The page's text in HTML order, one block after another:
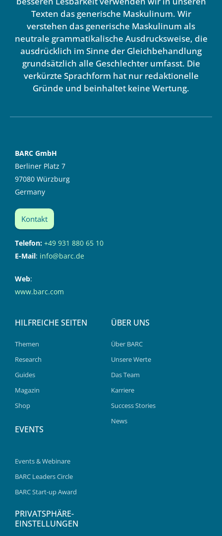
Texten das generische Maskulinum. Wir
verstehen das generische Maskulinum als
neutrale grammatikalische Ausdrucksweise, die
ausdrücklich im Sinne der Gleichbehandlung
grundsätzlich alle Geschlechter umfasst. Die
verkürzte Sprachform hat nur redaktionelle
Gründe und beinhaltet keine Wertung.
BARC GmbH
Berliner Platz 7
97080 Würzburg
Germany
Kontakt
Telefon: +49 931 880 65 10
E-Mail: info@barc.de
Web:
www.barc.com
HILFREICHE SEITEN
Themen
Research
Guides
Magazin
Shop
EVENTS
Events & Webinare
BARC Leaders Circle
BARC Start-up Award
ÜBER UNS
Über BARC
Unsere Werte
Das Team
Karriere
Success Stories
News
PRIVATSPHÄRE-
EINSTELLUNGEN